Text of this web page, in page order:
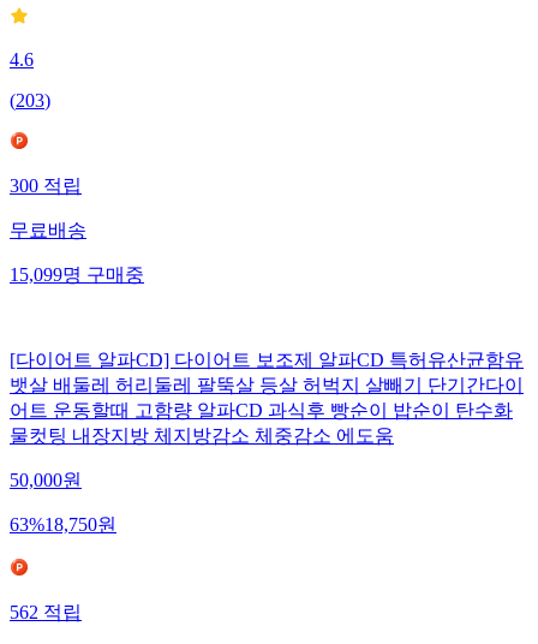
4.6
(203)
300적립
무료배송
15,099명구매중
[다이어트 알파CD] 다이어트 보조제 알파CD 특허유산균함유
뱃살 배둘레 허리둘레 팔뚝살 등살 허벅지 살빼기 단기간다이
어트 운동할때 고함량 알파CD 과식후 빵순이 밥순이 탄수화
물컷팅 내장지방 체지방감소 체중감소 에도움
50,000원
63%18,750원
562적립